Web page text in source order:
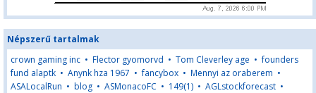
Népszerű tartalmak
crown gaming inc • Flector gyomorvd • Tom Cleverley age •founders
fund alaptk • Anynk hza 1967 •fancybox • Mennyi az oraberem •
ASALocalRun • blog • ASMonacoFC • 149(1) • AGLstockforecast •